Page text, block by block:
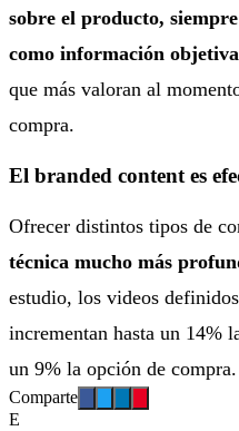
sobre el producto,
como información objetiva
que más valoran al
compra.
El branded content es
Ofrecer distintos tipos de
técnica mucho más
estudio, los videos
incrementan hasta un 14%
un 9% la opción de compra.
Comparte
E